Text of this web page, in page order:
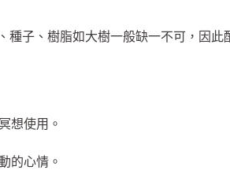
種子、樹脂如大樹一般缺一不可，因
想使用。
的心情。